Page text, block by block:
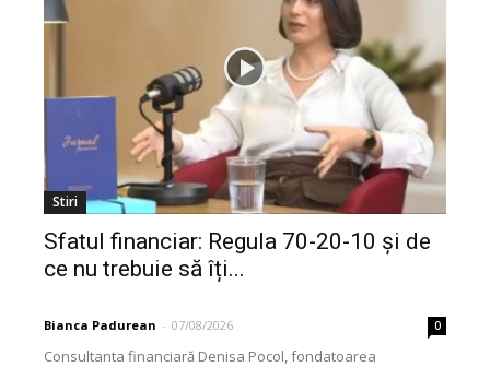
Stiri
Sfatul financiar: Regula 70-20-10 și de
ce nu trebuie să îți...
Bianca Padurean - 07/08/2026 0
Consultanta financiară Denisa Pocol, fondatoarea